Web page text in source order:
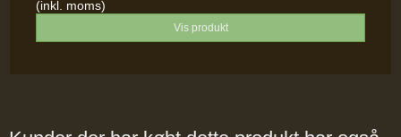
(inkl. moms)
Vis produkt